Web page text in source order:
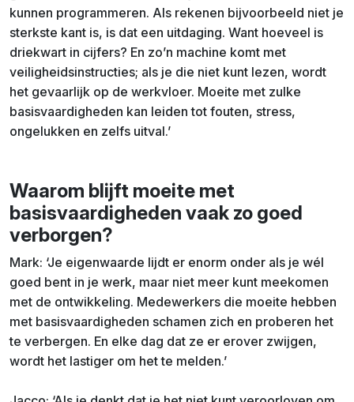
kunnen programmeren. Als rekenen bijvoorbeeld niet je
sterkste kant is, is dat een uitdaging. Want hoeveel is
driekwart in cijfers? En zo’n machine komt met
veiligheidsinstructies; als je die niet kunt lezen, wordt
het gevaarlijk op de werkvloer. Moeite met zulke
basisvaardigheden kan leiden tot fouten, stress,
ongelukken en zelfs uitval.’
Waarom blijft moeite met
basisvaardigheden vaak zo goed
verborgen?
Mark: ‘Je eigenwaarde lijdt er enorm onder als je wél
goed bent in je werk, maar niet meer kunt meekomen
met de ontwikkeling. Medewerkers die moeite hebben
met basisvaardigheden schamen zich en proberen het
te verbergen. En elke dag dat ze er erover zwijgen,
wordt het lastiger om het te melden.’